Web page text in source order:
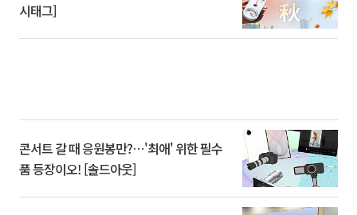
시태그]
콘서트 갈 때 응원봉만?⋯'최애' 위한 필수
품 등장이오! [솔드아웃]